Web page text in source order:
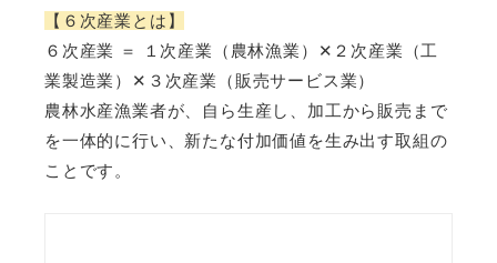
【６次産業とは】
６次産業 ＝ １次産業（農林漁業）✕２次産業（工
業製造業）✕３次産業（販売サービス業）
農林水産漁業者が、自ら生産し、加工から販売まで
を一体的に行い、新たな付加価値を生み出す取組の
ことです。